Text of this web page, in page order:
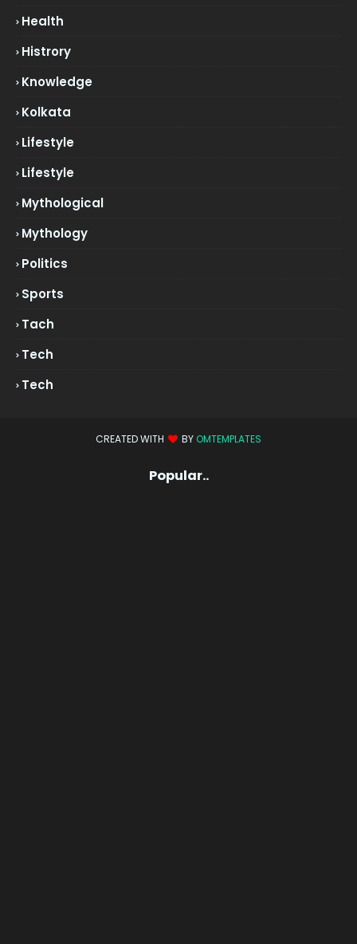
Health
Histrory
Knowledge
Kolkata
Lifestyle
Lifestyle
Mythological
Mythology
Politics
Sports
Tach
Tech
Tech
CREATED WITH BY OMTEMPLATES
Popular..